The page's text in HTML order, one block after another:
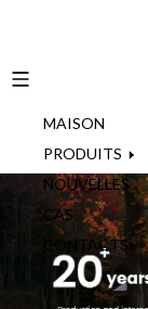
MAISON
PRODUITS
NOUVELLES
CAS
CONTACTS